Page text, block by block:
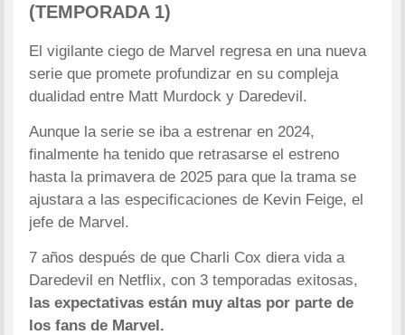
(TEMPORADA 1)
El vigilante ciego de Marvel regresa en una nueva
serie que promete profundizar en su compleja
dualidad entre Matt Murdock y Daredevil.
Aunque la serie se iba a estrenar en 2024,
finalmente ha tenido que retrasarse el estreno
hasta la primavera de 2025 para que la trama se
ajustara a las especificaciones de Kevin Feige, el
jefe de Marvel.
7 años después de que Charli Cox diera vida a
Daredevil en Netflix, con 3 temporadas exitosas,
las expectativas están muy altas por parte de
los fans de Marvel.